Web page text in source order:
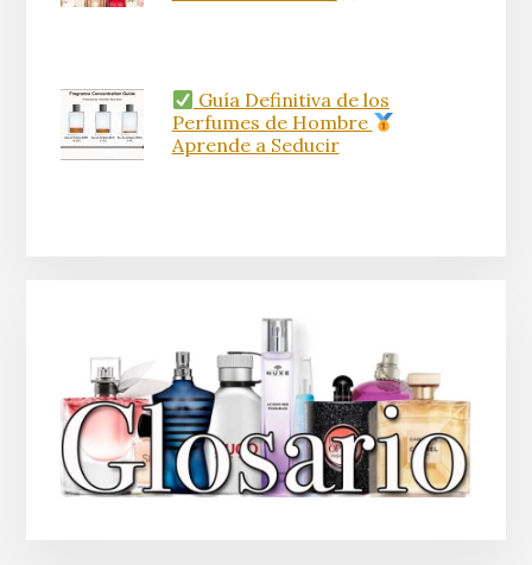
Guía Definitiva de los
Perfumes de Hombre
Aprende a Seducir